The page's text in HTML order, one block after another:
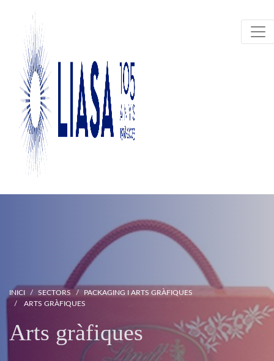
INICI SECTORS
PACKAGING I ARTS GRÀFIQUES
ARTS GRÀFIQUES
Arts gràfiques